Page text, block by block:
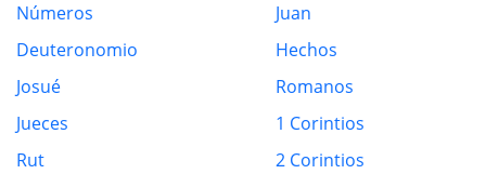
Números
Deuteronomio
Josué
Jueces
Rut
Juan
Hechos
Romanos
1 Corintios
2 Corintios